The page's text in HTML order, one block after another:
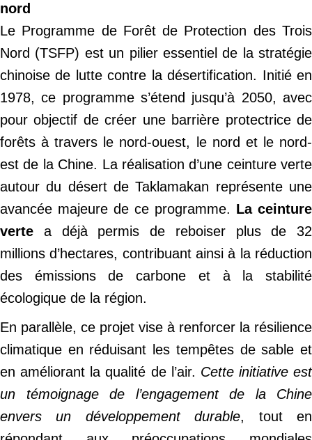
nord
Le Programme de Forêt de Protection des Trois
Nord (TSFP) est un pilier essentiel de la stratégie
chinoise de lutte contre la désertification. Initié en
1978, ce programme s’étend jusqu’à 2050, avec
pour objectif de créer une barrière protectrice de
forêts à travers le nord-ouest, le nord et le nord-
est de la Chine. La réalisation d’une ceinture verte
autour du désert de Taklamakan représente une
avancée majeure de ce programme. La ceinture
verte a déjà permis de reboiser plus de 32
millions d’hectares, contribuant ainsi à la réduction
des émissions de carbone et à la stabilité
écologique de la région.
En parallèle, ce projet vise à renforcer la résilience
climatique en réduisant les tempêtes de sable et
en améliorant la qualité de l’air. Cette initiative est
un témoignage de l’engagement de la Chine
envers un développement durable, tout en